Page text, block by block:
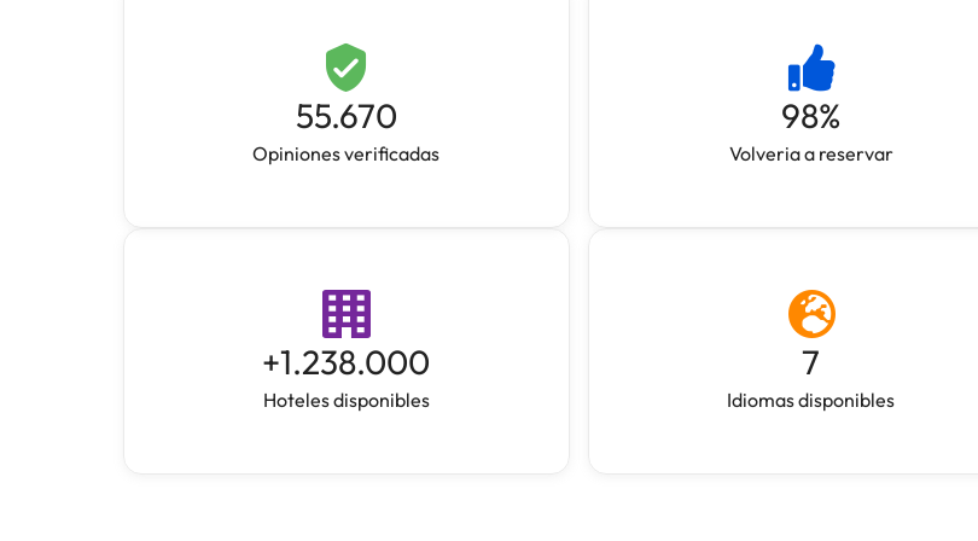
55.670
Opiniones verificadas
98%
Volveria a reservar
+1.238.000
Hoteles disponibles
7
Idiomas disponibles